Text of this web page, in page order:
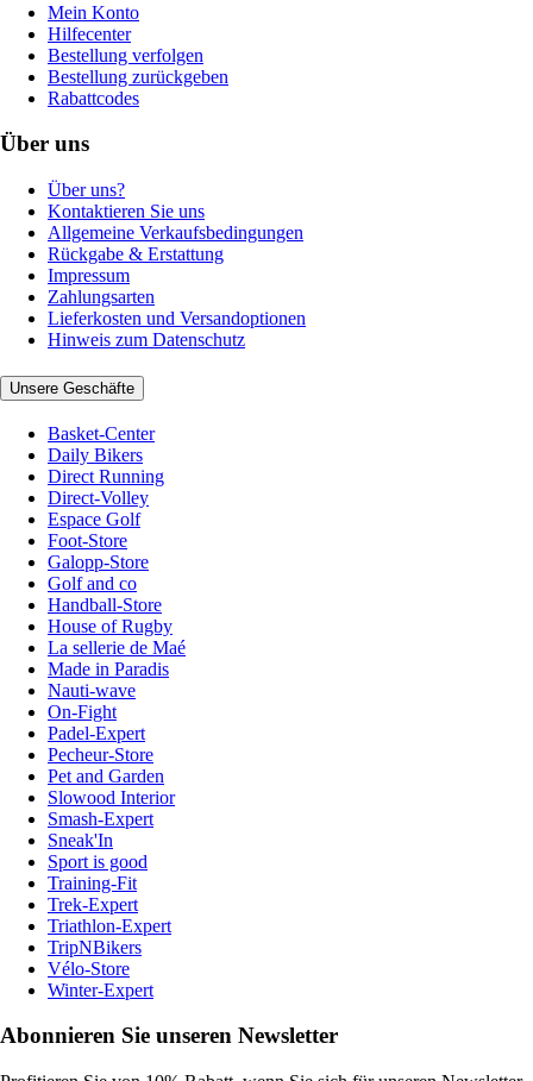
Mein Konto
Hilfecenter
Bestellung verfolgen
Bestellung zurückgeben
Rabattcodes
Über uns
Über uns?
Kontaktieren Sie uns
Allgemeine Verkaufsbedingungen
Rückgabe & Erstattung
Impressum
Zahlungsarten
Lieferkosten und Versandoptionen
Hinweis zum Datenschutz
Unsere Geschäfte
Basket-Center
Daily Bikers
Direct Running
Direct-Volley
Espace Golf
Foot-Store
Galopp-Store
Golf and co
Handball-Store
House of Rugby
La sellerie de Maé
Made in Paradis
Nauti-wave
On-Fight
Padel-Expert
Pecheur-Store
Pet and Garden
Slowood Interior
Smash-Expert
Sneak'In
Sport is good
Training-Fit
Trek-Expert
Triathlon-Expert
TripNBikers
Vélo-Store
Winter-Expert
Abonnieren Sie unseren Newsletter